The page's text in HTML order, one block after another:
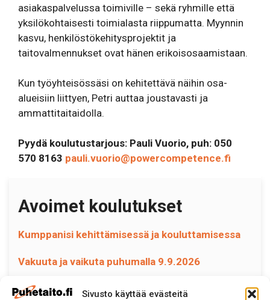
Sivusto käyttää evästeitä
asiakaspalvelussa toimiville – sekä ryhmille että
yksilökohtaisesti toimialasta riippumatta. Myynnin
kasvu, henkilöstökehitysprojektit ja
taitovalmennukset ovat hänen erikoisosaamistaan.
Kun työyhteisössäsi on kehitettävä näihin osa-
alueisiin liittyen, Petri auttaa joustavasti ja
ammattitaitaidolla.
Pyydä koulutustarjous: Pauli Vuorio, puh: 050
570 8163 pauli.vuorio@powercompetence.fi
Avoimet koulutukset
Kumppanisi kehittämisessä ja kouluttamisessa
Vakuuta ja vaikuta puhumalla 9.9.2026